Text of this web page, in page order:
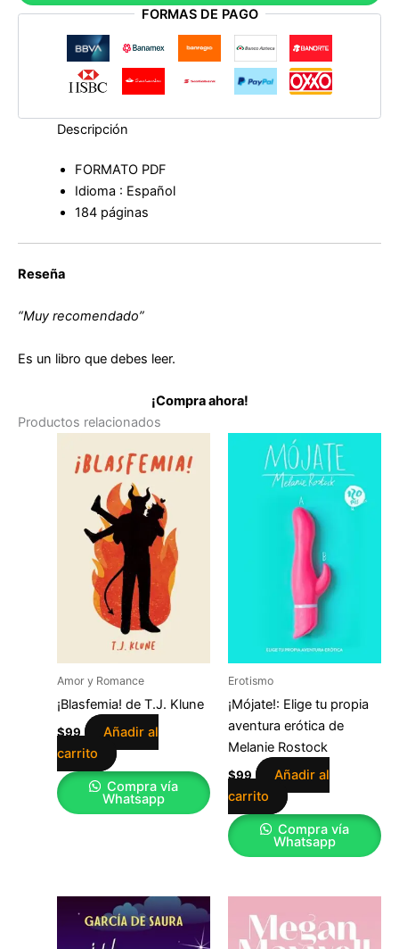
FORMAS DE PAGO
Descripción
FORMATO PDF
Idioma : Español
184 páginas
Reseña
“Muy recomendado”
Es un libro que debes leer.
¡Compra ahora!
Productos relacionados
Amor y Romance
¡Blasfemia! de T.J. Klune
$99
Añadir al
carrito
Compra vía
Whatsapp
Erotismo
¡Mójate!: Elige tu propia
aventura erótica de
Melanie Rostock
$99
Añadir al
carrito
Compra vía
Whatsapp